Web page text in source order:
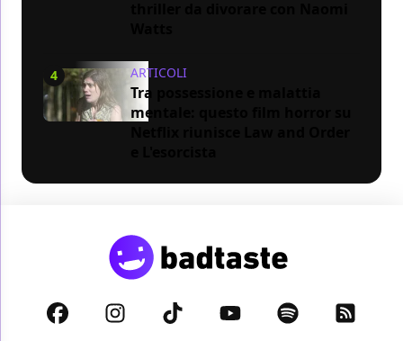
4 ARTICOLI
Tra possessione e malattia
mentale: questo film horror su